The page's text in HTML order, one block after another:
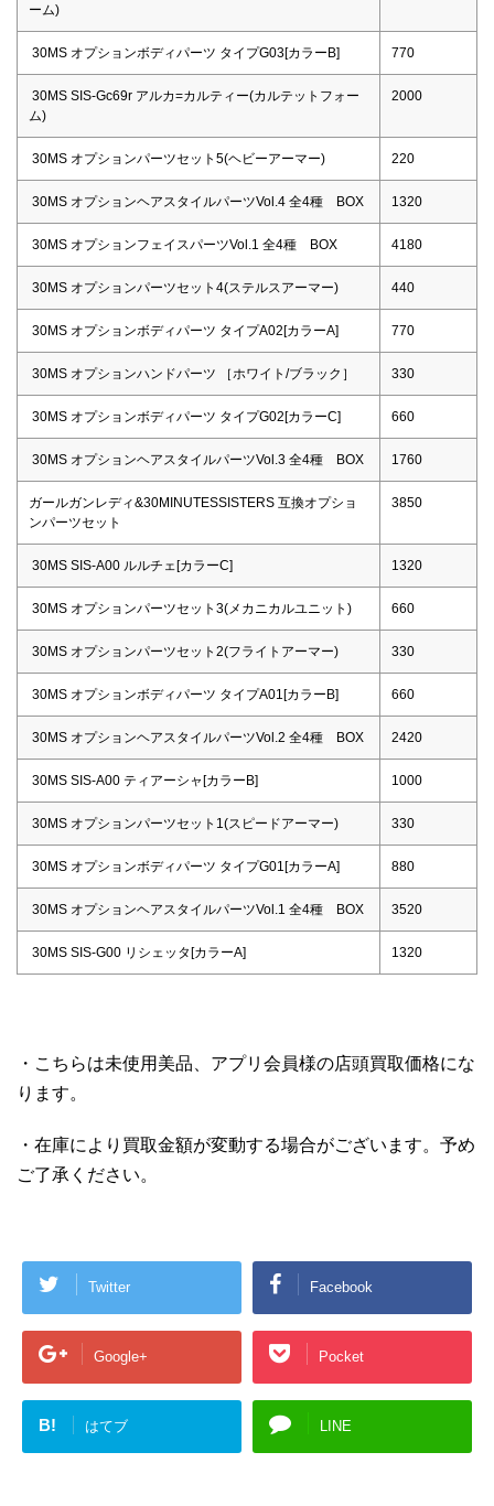
ーム)
30MS オプションボディパーツ タイプG03[カラーB] 770
30MS SIS-Gc69r アルカ=カルティー(カルテットフォー
ム)
2000
30MS オプションパーツセット5(ヘビーアーマー) 220
30MS オプションヘアスタイルパーツVol.4 全4種 BOX 1320
30MS オプションフェイスパーツVol.1 全4種 BOX 4180
30MS オプションパーツセット4(ステルスアーマー) 440
30MS オプションボディパーツ タイプA02[カラーA] 770
30MS オプションハンドパーツ ［ホワイト/ブラック］ 330
30MS オプションボディパーツ タイプG02[カラーC] 660
30MS オプションヘアスタイルパーツVol.3 全4種 BOX 1760
ガールガンレディ&30MINUTESSISTERS 互換オプショ
ンパーツセット
3850
30MS SIS-A00 ルルチェ[カラーC] 1320
30MS オプションパーツセット3(メカニカルユニット) 660
30MS オプションパーツセット2(フライトアーマー) 330
30MS オプションボディパーツ タイプA01[カラーB] 660
30MS オプションヘアスタイルパーツVol.2 全4種 BOX 2420
30MS SIS-A00 ティアーシャ[カラーB] 1000
30MS オプションパーツセット1(スピードアーマー) 330
30MS オプションボディパーツ タイプG01[カラーA] 880
30MS オプションヘアスタイルパーツVol.1 全4種 BOX 3520
30MS SIS-G00 リシェッタ[カラーA] 1320
・こちらは未使用美品、アプリ会員様の店頭買取価格にな
ります。
・在庫により買取金額が変動する場合がございます。予め
ご了承ください。
Twitter Facebook
Google+ Pocket
B! はてブ LINE